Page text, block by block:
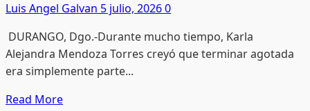
remesas:
apuesta
de
FINABIEN
Luis Angel Galvan 5 julio, 20260
DURANGO, Dgo.-Durante mucho tiempo, Karla
Alejandra Mendoza Torres creyó que terminar agotada
era simplemente parte...
Read MoreRead